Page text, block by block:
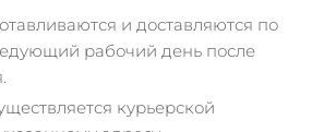
и доставляются по
рабочий день после
курьерской